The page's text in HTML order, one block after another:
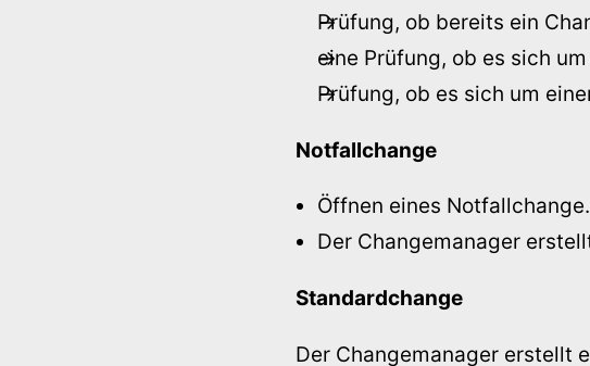
Prüfung, ob bereits ein
eine Prüfung, ob es sich
Prüfung, ob es sich um
Notfallchange
Öffnen eines Notfallchange.
Der Changemanager
Standardchange
Der Changemanager erstellt